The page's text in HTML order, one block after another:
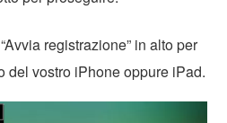
registrazione” in alto per
del vostro iPhone oppure iPad.